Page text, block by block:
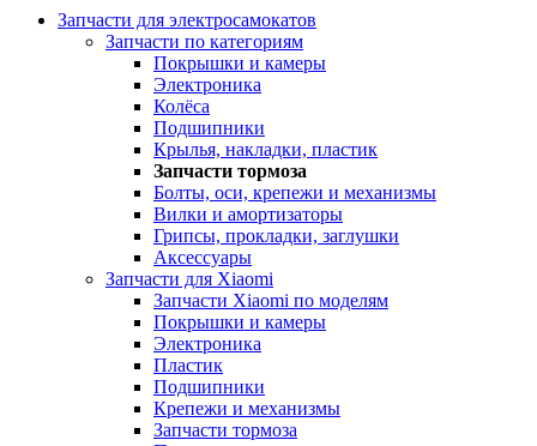
Запчасти для электросамокатов
Запчасти по категориям
Покрышки и камеры
Электроника
Колёса
Подшипники
Крылья, накладки, пластик
Запчасти тормоза
Болты, оси, крепежи и механизмы
Вилки и амортизаторы
Грипсы, прокладки, заглушки
Аксессуары
Запчасти для Xiaomi
Запчасти Xiaomi по моделям
Покрышки и камеры
Электроника
Пластик
Подшипники
Крепежи и механизмы
Запчасти тормоза